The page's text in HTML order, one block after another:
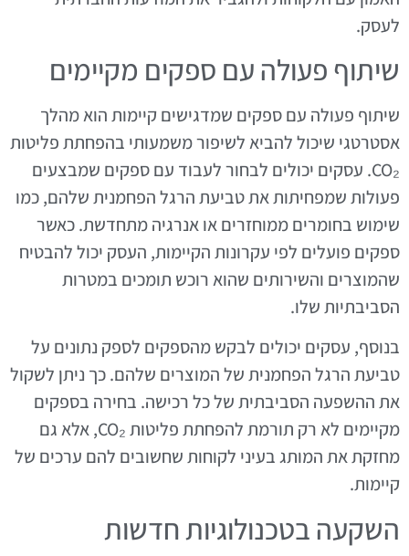
לעסק.
שיתוף פעולה עם ספקים מקיימים
שיתוף פעולה עם ספקים שמדגישים קיימות הוא מהלך
אסטרטגי שיכול להביא לשיפור משמעותי בהפחתת פליטות
CO₂. עסקים יכולים לבחור לעבוד עם ספקים שמבצעים
פעולות שמפחיתות את טביעת הרגל הפחמנית שלהם, כמו
שימוש בחומרים ממוחזרים או אנרגיה מתחדשת. כאשר
ספקים פועלים לפי עקרונות הקיימות, העסק יכול להבטיח
שהמוצרים והשירותים שהוא רוכש תומכים במטרות
הסביבתיות שלו.
בנוסף, עסקים יכולים לבקש מהספקים לספק נתונים על
טביעת הרגל הפחמנית של המוצרים שלהם. כך ניתן לשקול
את ההשפעה הסביבתית של כל רכישה. בחירה בספקים
מקיימים לא רק תורמת להפחתת פליטות CO₂, אלא גם
מחזקת את המותג בעיני לקוחות שחשובים להם ערכים של
קיימות.
השקעה בטכנולוגיות חדשות